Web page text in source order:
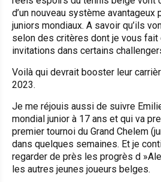
d’un nouveau système
juniors mondiaux. A savoir qu’ils
selon des critères dont je vous fait
invitations dans certains
Voilà qui devrait booster leur
2023.
Je me réjouis aussi de suivre
mondial junior à 17 ans et qui va
premier tournoi du Grand Chelem
dans quelques semaines. Et je
regarder de près les progrès d
les autres jeunes joueurs belges.